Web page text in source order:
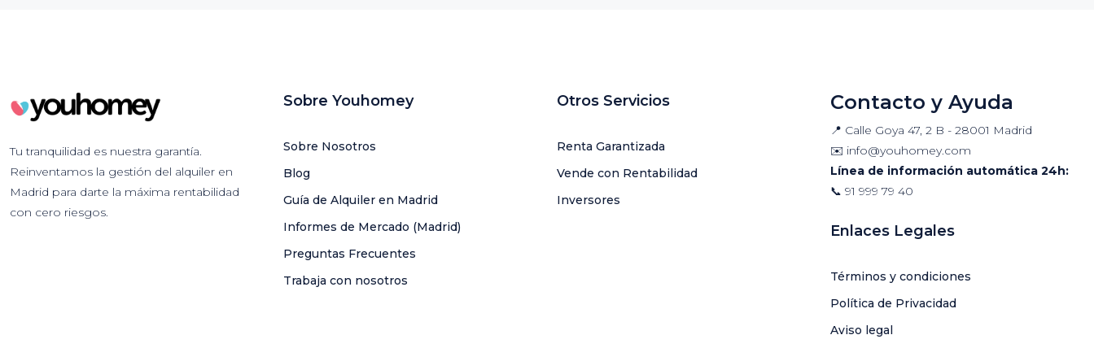
Tu tranquilidad es nuestra garantía.
Reinventamos la gestión del alquiler en
Madrid para darte la máxima rentabilidad
con cero riesgos.
Sobre Youhomey
Sobre Nosotros
Blog
Guía de Alquiler en Madrid
Informes de Mercado (Madrid)
Preguntas Frecuentes
Trabaja con nosotros
Otros Servicios
Renta Garantizada
Vende con Rentabilidad
Inversores
Contacto y Ayuda
📍 Calle Goya 47, 2 B - 28001 Madrid
✉️ info@youhomey.com
Línea de información automática 24h:
📞 91 999 79 40
Enlaces Legales
Términos y condiciones
Política de Privacidad
Aviso legal